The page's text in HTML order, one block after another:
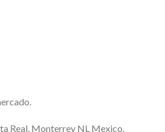
Real, Monterrey NL Mexico.